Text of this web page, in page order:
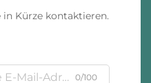
Kürze kontaktieren.
0/100